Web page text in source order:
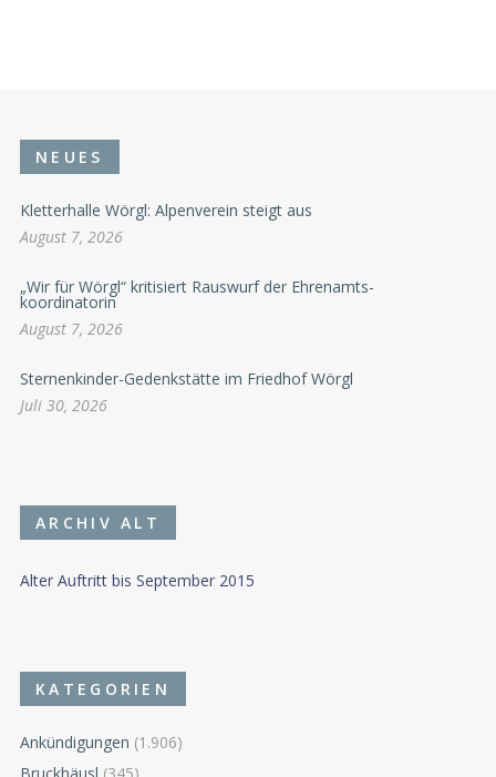
NEUES
Kletterhalle Wörgl: Alpenverein steigt aus
August 7, 2026
„Wir für Wörgl“ kritisiert Rauswurf der Ehrenamts-
koordinatorin
August 7, 2026
Sternenkinder-Gedenkstätte im Friedhof Wörgl
Juli 30, 2026
ARCHIV ALT
Alter Auftritt bis September 2015
KATEGORIEN
Ankündigungen (1.906)